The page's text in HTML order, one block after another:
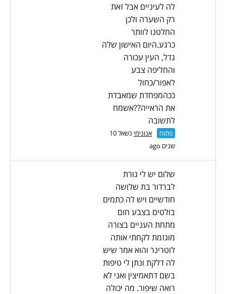
לה לעיניים אבל זאת
רק השערה ולכן
החלטנו לוותר
כרגע.היום האישון שלה
גדל, העין עכורה
והחליפה צבע
לאפור/כחול
ככהמפחדת שמאבדת
את הראייה??אשמח
לתשובה
פתוח אנונימי
נשאל 10
שנים ago
שלום יש לי גורת
לברדור בת שלושה
חודשיים ויש לה כתמים
בולטים בצבע חום
מתחת העניים בצורה
מוגזמת לקחתי אותה
לוטרינר והוא אמר שיש
לה דלקת ונתן לי טיפות
בשם דתאמיצין ואני לא
רואה שיפור. מה יכולה